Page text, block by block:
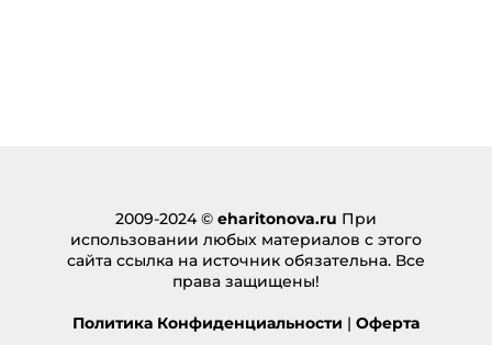
2009-2024 © eharitonova.ru При
использовании любых материалов с этого
сайта ссылка на источник обязательна. Все
права защищены!
Политика Конфиденциальности | Оферта